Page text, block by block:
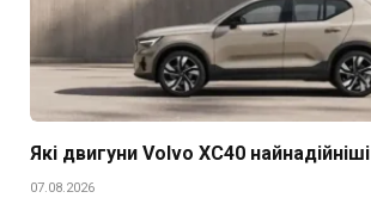
Які двигуни Volvo XC40 найнадійніші
07.08.2026